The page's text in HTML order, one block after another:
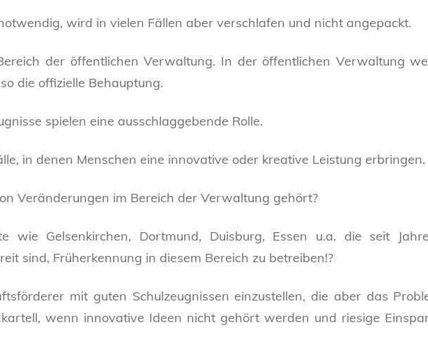
wird in vielen Fällen aber verschlafen und nicht angepackt.
der öffentlichen Verwaltung. In der öffentlichen Verwaltung
die offizielle Behauptung.
spielen eine ausschlaggebende Rolle.
in denen Menschen eine innovative oder kreative Leistung erbringen.
Veränderungen im Bereich der Verwaltung gehört?
wie Gelsenkirchen, Dortmund, Duisburg, Essen u.a. die seit
sind, Früherkennung in diesem Bereich zu betreiben!?
mit guten Schulzeugnissen einzustellen, die aber das
wenn innovative Ideen nicht gehört werden und riesige